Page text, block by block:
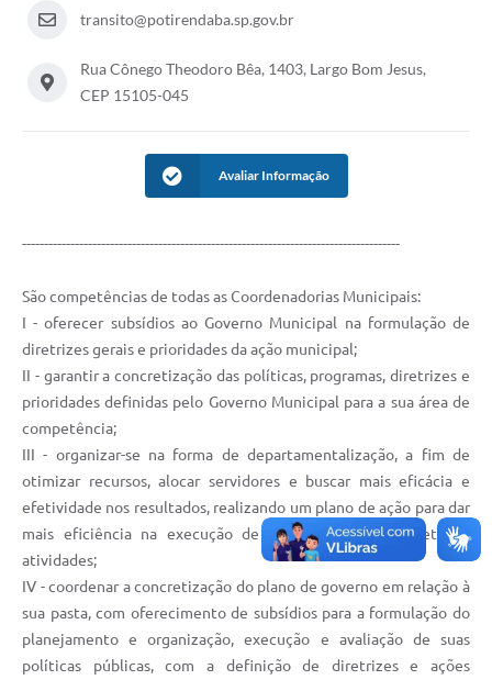
transito@potirendaba.sp.gov.br
Rua Cônego Theodoro Bêa, 1403, Largo Bom Jesus,
CEP 15105-045
Avaliar Informação
--------------------------------------------------------------------------------------
​São competências de todas as Coordenadorias Municipais:
I - oferecer subsídios ao Governo Municipal na formulação de
diretrizes gerais e prioridades da ação municipal;
II - garantir a concretização das políticas, programas, diretrizes e
prioridades definidas pelo Governo Municipal para a sua área de
competência;
III - organizar-se na forma de departamentalização, a fim de
otimizar recursos, alocar servidores e buscar mais eficácia e
efetividade nos resultados, realizando um plano de ação para dar
mais eficiência na execução de seus programas, projetos e
atividades;
IV - coordenar a concretização do plano de governo em relação à
sua pasta, com oferecimento de subsídios para a formulação do
planejamento e organização, execução e avaliação de suas
políticas públicas, com a definição de diretrizes e ações